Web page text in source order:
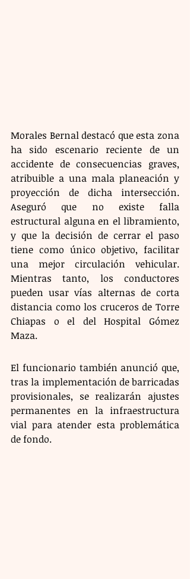
Morales Bernal destacó que esta zona
ha sido escenario reciente de un
accidente de consecuencias graves,
atribuible a una mala planeación y
proyección de dicha intersección.
Aseguró que no existe falla
estructural alguna en el libramiento,
y que la decisión de cerrar el paso
tiene como único objetivo, facilitar
una mejor circulación vehicular.
Mientras tanto, los conductores
pueden usar vías alternas de corta
distancia como los cruceros de Torre
Chiapas o el del Hospital Gómez
Maza.
El funcionario también anunció que,
tras la implementación de barricadas
provisionales, se realizarán ajustes
permanentes en la infraestructura
vial para atender esta problemática
de fondo.